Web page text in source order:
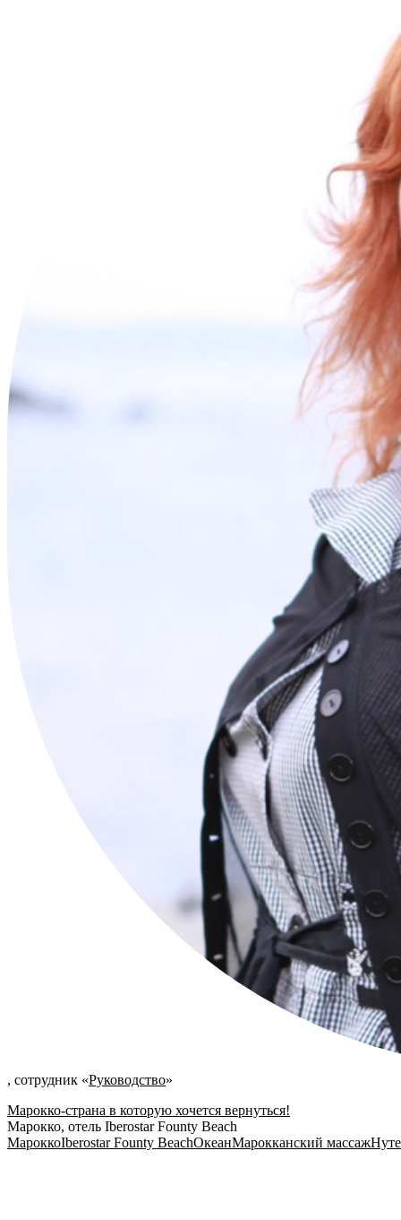
, сотрудник «Руководство»
Марокко-страна в которую хочется вернуться!
Марокко, отель Iberostar Founty Beach
МароккоIberostar Founty BeachОкеанМарокканский массаж